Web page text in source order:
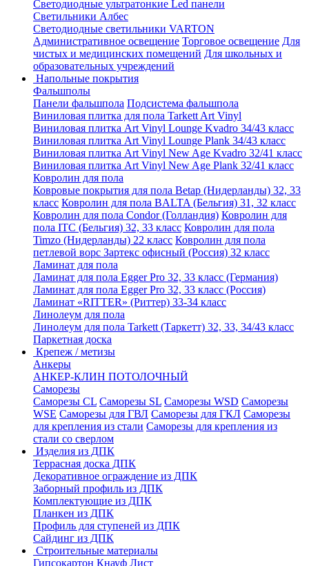
Светодиодные ультратонкие Led панели
Светильники Албес
Светодиодные светильники VARTON
Административное освещение Торговое освещение Для
чистых и медицинских помещений Для школьных и
образовательных учреждений
Напольные покрытия
Фальшполы
Панели фальшпола Подсистема фальшпола
Виниловая плитка для пола Tarkett Art Vinyl
Виниловая плитка Art Vinyl Lounge Kvadro 34/43 класс
Виниловая плитка Art Vinyl Lounge Plank 34/43 класс
Виниловая плитка Art Vinyl New Age Kvadro 32/41 класс
Виниловая плитка Art Vinyl New Age Plank 32/41 класс
Ковролин для пола
Ковровые покрытия для пола Betap (Нидерланды) 32, 33
класс Ковролин для пола BALTA (Бельгия) 31, 32 класс
Ковролин для пола Condor (Голландия) Ковролин для
пола ITC (Бельгия) 32, 33 класс Ковролин для пола
Timzo (Нидерланды) 22 класс Ковролин для пола
петлевой ворс Зартекс офисный (Россия) 32 класс
Ламинат для пола
Ламинат для пола Egger Pro 32, 33 класс (Германия)
Ламинат для пола Egger Pro 32, 33 класс (Россия)
Ламинат «RITTER» (Риттер) 33-34 класс
Линолеум для пола
Линолеум для пола Tarkett (Таркетт) 32, 33, 34/43 класс
Паркетная доска
Крепеж / метизы
Анкеры
АНКЕР-КЛИН ПОТОЛОЧНЫЙ
Саморезы
Саморезы CL Саморезы SL Саморезы WSD Саморезы
WSE Саморезы для ГВЛ Саморезы для ГКЛ Саморезы
для крепления из стали Саморезы для крепления из
стали со сверлом
Изделия из ДПК
Террасная доска ДПК
Декоративное ограждение из ДПК
Заборный профиль из ДПК
Комплектующие из ДПК
Планкен из ДПК
Профиль для ступеней из ДПК
Сайдинг из ДПК
Строительные материалы
Гипсокартон Кнауф Лист